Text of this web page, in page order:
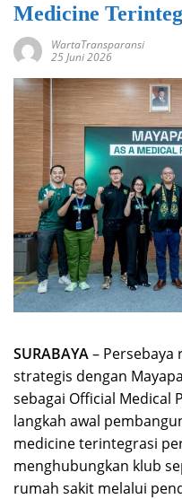
Medicine
WartaTransparansi
25 Juni 2026
SURABAYA–
strategis dengan
sebagai Official Medical
langkah awal
medicine terintegrasi
menghubungkan klub
rumah sakit melalui